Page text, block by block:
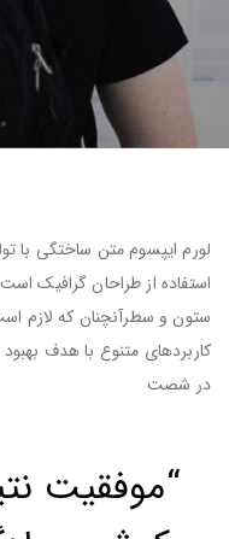
لورم ایپسوم متن ساختگی با
استفاده از طراحان گرافیک
ستون و سطرآنچنان که لازم
کاربردهای متنوع با هدف
در شصت
“موفقیت